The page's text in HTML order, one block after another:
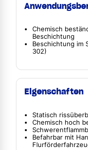
Chemisch
Beschichtung
Beschichtung im
302)
Eigenschaften
Statisch
Chemisch hoch
Befahrbar mit